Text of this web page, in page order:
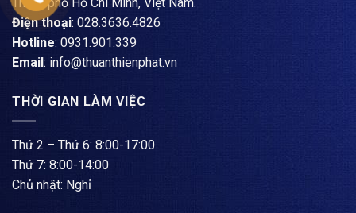
Thành phố Hồ Chí Minh, Việt Nam.
Điện thoại: ​028.3636.4826
Hotline: 0931.901.339
Email : info@thuanthienphat.vn
THỜI GIAN LÀM VIỆC
Thứ 2 – Thứ 6: 8:00-17:00
Thứ 7: 8:00-14:00
Chủ nhật: Nghỉ